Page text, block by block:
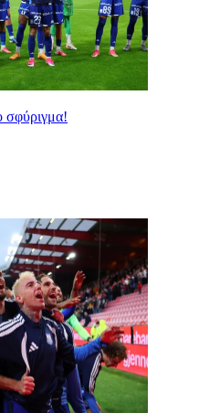
σφύριγμα!